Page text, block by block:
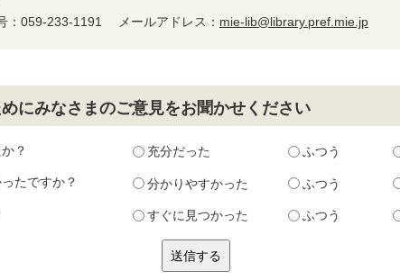
：059-233-1191 メールアドレス： mie-lib@library.pref.mie.jp
にみなさまのご意見をお聞かせください
？ 充分だった ふつう
たですか？ 分かりやすかった ふつう
すぐに見つかった ふつう